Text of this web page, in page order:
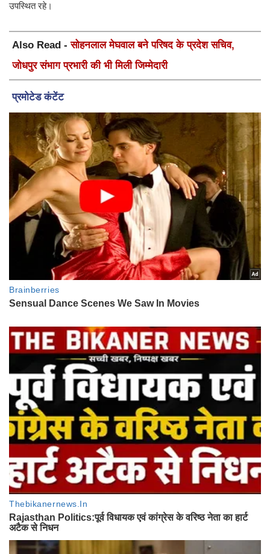
उपस्थित रहे।
Also Read -सोहनलाल मेघवाल बने परिषद के प्रदेश सचिव,
जोधपुर संभाग प्रभारी की भी मिली जिम्मेदारी